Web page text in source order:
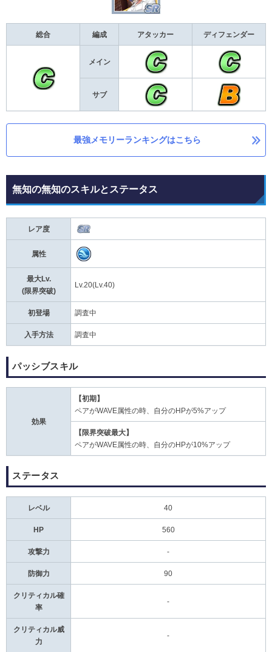
総合 編成 アタッカー ディフェンダー
メイン
サブ
最強メモリーランキングはこちら
無知の無知のスキルとステータス
レア度
属性
最大Lv.
(限界突破)
Lv.20(Lv.40)
初登場 調査中
入手方法 調査中
パッシブスキル
効果
【初期】
ペアがWAVE属性の時、自分のHPが5%アップ
【限界突破最大】
ペアがWAVE属性の時、自分のHPが10%アップ
ステータス
レベル 40
HP 560
攻撃力 -
防御力 90
クリティカル確
率
-
クリティカル威
力
-